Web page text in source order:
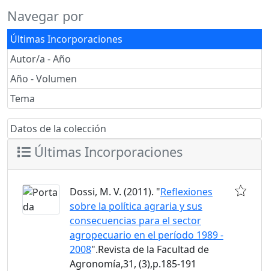
Navegar por
Últimas Incorporaciones
Autor/a - Año
Año - Volumen
Tema
Datos de la colección
Últimas Incorporaciones
Dossi, M. V. (2011). "Reflexiones
sobre la política agraria y sus
consecuencias para el sector
agropecuario en el período 1989 -
2008".Revista de la Facultad de
Agronomía,31, (3),p.185-191